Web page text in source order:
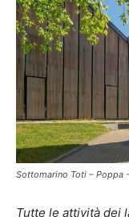
Sottomarino Toti – Poppa
Tutte le attività dei